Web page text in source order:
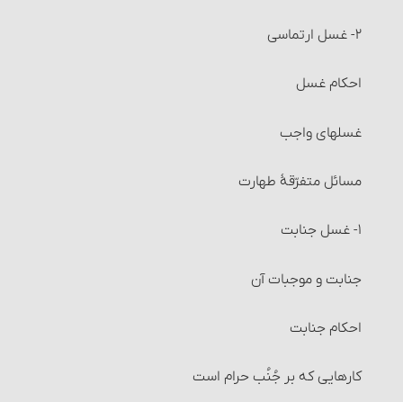
۲- غسل ارتماسی‏
احکام غسل‏
غسلهای واجب
مسائل متفرّقۀ طهارت
۱- غسل جنابت‏
جنابت و موجبات آن
احکام جنابت
کارهایی که بر جُنُب حرام است‏